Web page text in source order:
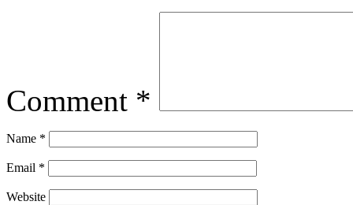
Comment *
Name *
Email *
Website